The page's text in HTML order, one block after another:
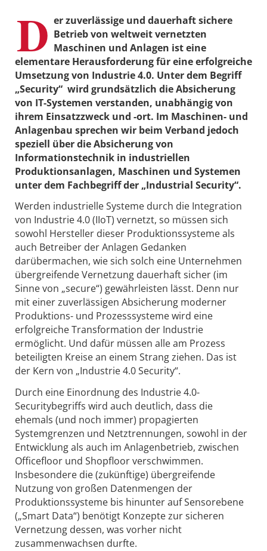
D er zuverlässige und dauerhaft sichere
Betrieb von weltweit vernetzten
Maschinen und Anlagen ist eine
elementare Herausforderung für eine erfolgreiche
Umsetzung von Industrie 4.0. Unter dem Begriff
„Security“ wird grundsätzlich die Absicherung
von IT-Systemen verstanden, unabhängig von
ihrem Einsatzzweck und -ort. Im Maschinen- und
Anlagenbau sprechen wir beim Verband jedoch
speziell über die Absicherung von
Informationstechnik in industriellen
Produktionsanlagen, Maschinen und Systemen
unter dem Fachbegriff der „Industrial Security“.
Werden industrielle Systeme durch die Integration
von Industrie 4.0 (IIoT) vernetzt, so müssen sich
sowohl Hersteller dieser Produktionssysteme als
auch Betreiber der Anlagen Gedanken
darübermachen, wie sich solch eine Unternehmen
übergreifende Vernetzung dauerhaft sicher (im
Sinne von „secure“) gewährleisten lässt. Denn nur
mit einer zuverlässigen Absicherung moderner
Produktions- und Prozesssysteme wird eine
erfolgreiche Transformation der Industrie
ermöglicht. Und dafür müssen alle am Prozess
beteiligten Kreise an einem Strang ziehen. Das ist
der Kern von „Industrie 4.0 Security“.
Durch eine Einordnung des Industrie 4.0-
Securitybegriffs wird auch deutlich, dass die
ehemals (und noch immer) propagierten
Systemgrenzen und Netztrennungen, sowohl in der
Entwicklung als auch im Anlagenbetrieb, zwischen
Officefloor und Shopfloor verschwimmen.
Insbesondere die (zukünftige) übergreifende
Nutzung von großen Datenmengen der
Produktionssysteme bis hinunter auf Sensorebene
(„Smart Data“) benötigt Konzepte zur sicheren
Vernetzung dessen, was vorher nicht
zusammenwachsen durfte.